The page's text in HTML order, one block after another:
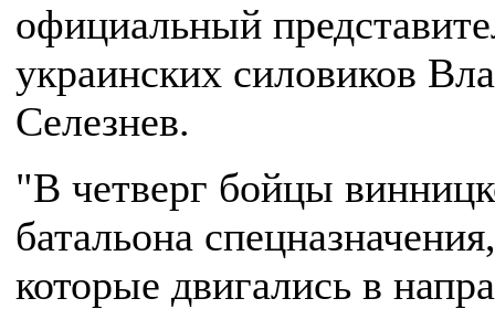
официальный
украинских силовиков
Селезнев.
"В четверг бойцы
батальона спецназначения,
которые двигались в